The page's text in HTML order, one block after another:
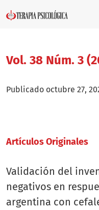
Vol. 38 Núm. 3
Publicado octubre 27,
Artí­culos Originales
Validación del
negativos en
argentina con